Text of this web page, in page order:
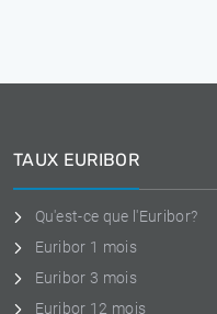
TAUX EURIBOR
Qu'est-ce que l'Euribor?
Euribor 1 mois
Euribor 3 mois
Euribor 12 mois